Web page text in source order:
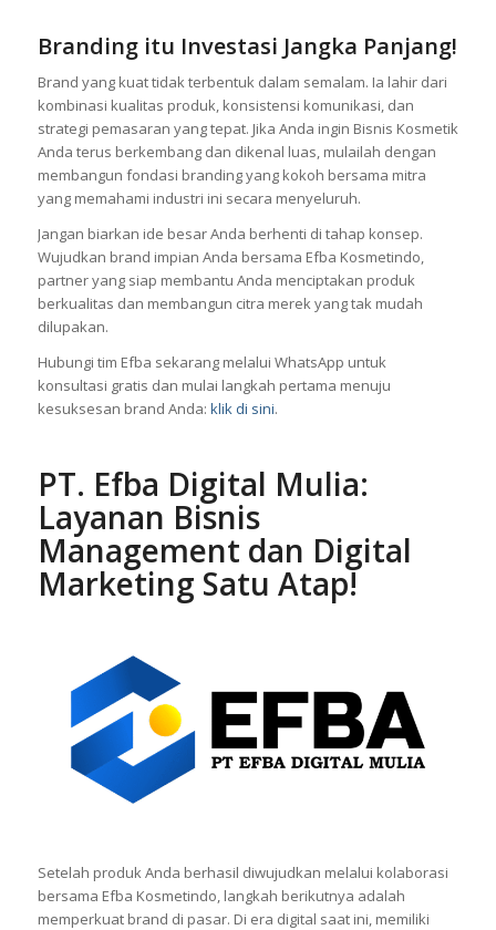
Branding itu Investasi Jangka Panjang!
Brand yang kuat tidak terbentuk dalam semalam. Ia lahir dari
kombinasi kualitas produk, konsistensi komunikasi, dan
strategi pemasaran yang tepat. Jika Anda ingin Bisnis Kosmetik
Anda terus berkembang dan dikenal luas, mulailah dengan
membangun fondasi branding yang kokoh bersama mitra
yang memahami industri ini secara menyeluruh.
Jangan biarkan ide besar Anda berhenti di tahap konsep.
Wujudkan brand impian Anda bersama Efba Kosmetindo,
partner yang siap membantu Anda menciptakan produk
berkualitas dan membangun citra merek yang tak mudah
dilupakan.
Hubungi tim Efba sekarang melalui WhatsApp untuk
konsultasi gratis dan mulai langkah pertama menuju
kesuksesan brand Anda: klik di sini.
PT. Efba Digital Mulia:
Layanan Bisnis
Management dan Digital
Marketing Satu Atap!
Setelah produk Anda berhasil diwujudkan melalui kolaborasi
bersama Efba Kosmetindo, langkah berikutnya adalah
memperkuat brand di pasar. Di era digital saat ini, memiliki